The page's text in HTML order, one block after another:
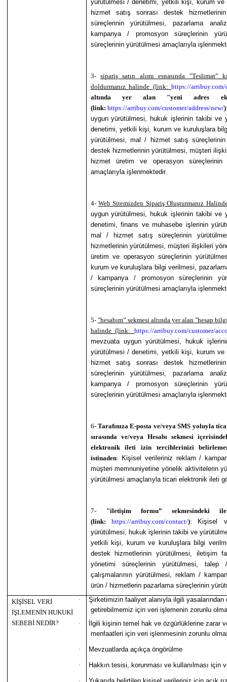
yürütülmesi / denetimi, yetkili kişi, kurum
hizmet satış sonrası destek
süreçlerinin yürütülmesi, pazarlama
kampanya / promosyon süreçlerinin
süreçlerinin yürütülmesi amaçlarıyla
3- sipariş satın alımı esnasında
doldurmanız halinde (link:https://
altında yer alan "yeni adres
(link: https://arribuy.com/customer/address/new/)
uygun yürütülmesi, hukuk işlerinin takibi ve
denetimi, yetkili kişi, kurum ve kuruluşlara
yürütülmesi, mal / hizmet satış
destek hizmetlerinin yürütülmesi, müşteri
hizmet üretim ve operasyon
amaçlarıyla işlenmektedir.
4- Web Sitemizden Sipariş Oluşturmanız
uygun yürütülmesi, hukuk işlerinin takibi ve
denetimi, finans ve muhasebe işlerinin
mal / hizmet satış süreçlerinin
hizmetlerinin yürütülmesi, müşteri ilişkileri
üretim ve operasyon süreçlerinin
kurum ve kuruluşlara bilgi verilmesi,
/ kampanya / promosyon süreçlerinin
süreçlerinin yürütülmesi amaçlarıyla
5- "hesabım” sekmesi altında yer alan "hesap
halinde (link:https://arribuy.com/customer/
mevzuata uygun yürütülmesi, hukuk
yürütülmesi / denetimi, yetkili kişi, kurum
hizmet satış sonrası destek
süreçlerinin yürütülmesi, pazarlama
kampanya / promosyon süreçlerinin
süreçlerinin yürütülmesi amaçlarıyla
6- Tarafınıza E-posta ve/veya SMS yoluyla
sırasında ve/veya Hesabı sekmesi
elektronik ileti izin tercihlerinizi
istinaden: Kişisel verileriniz reklam /
müşteri memnuniyetine yönelik aktivitelerin
yürütülmesi amaçlarıyla ticari elektronik ileti
7-
"iletişim formu” sekmesindeki
(link: https://arribuy.com/contact/):
Kişisel
yürütülmesi, hukuk işlerinin takibi ve
yetkili kişi, kurum ve kuruluşlara bilgi
destek hizmetlerinin yürütülmesi, iletişim
yönetimi süreçlerinin yürütülmesi,
çalışmalarının yürütülmesi, reklam /
ürün / hizmetlerin pazarlama süreçlerinin
KİŞİSEL VERİ
İŞLEMENİN HUKUKİ
SEBEBİ NEDİR?
·
Şirketimizin faaliyet alanıyla ilgili
getirebilmemiz için veri işlemenin zorunlu
·
İlgili kişinin temel hak ve özgürlüklerine zarar
menfaatleri için veri işlenmesinin zorunlu
· Mevzuatlarda açıkça öngörülme
· Hakkın tesisi, korunması ve kullanılması için